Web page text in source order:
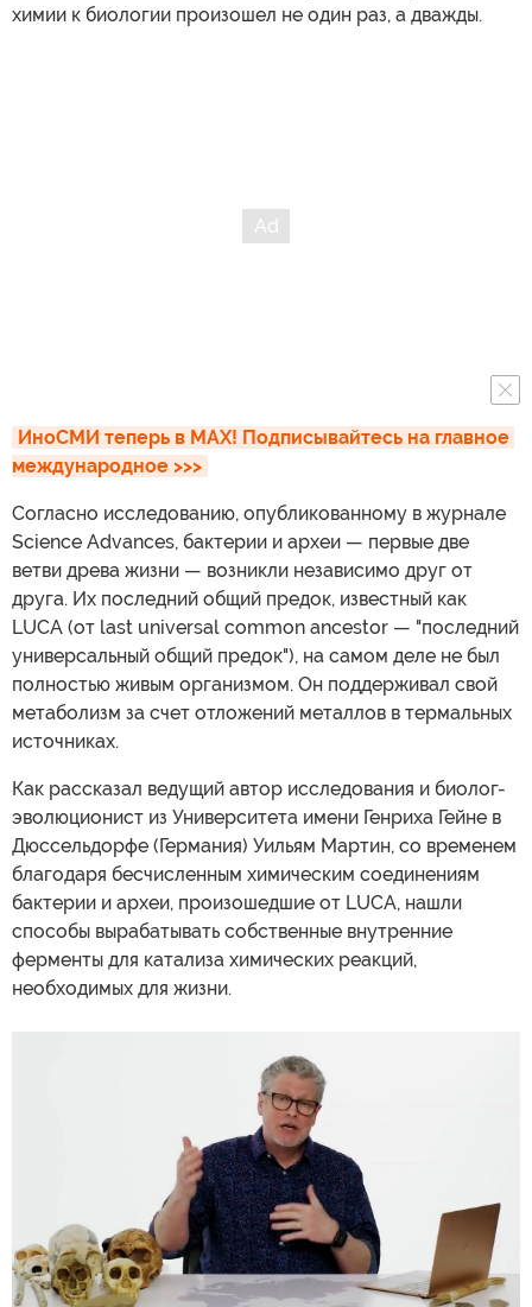
химии к биологии произошел не один раз, а дважды.
ИноСМИ теперь в MAX! Подписывайтесь на главное
международное >>>
Согласно исследованию, опубликованному в журнале
Science Advances, бактерии и археи — первые две
ветви древа жизни — возникли независимо друг от
друга. Их последний общий предок, известный как
LUCA (от last universal common ancestor — "последний
универсальный общий предок"), на самом деле не был
полностью живым организмом. Он поддерживал свой
метаболизм за счет отложений металлов в термальных
источниках.
Как рассказал ведущий автор исследования и биолог-
эволюционист из Университета имени Генриха Гейне в
Дюссельдорфе (Германия) Уильям Мартин, со временем
благодаря бесчисленным химическим соединениям
бактерии и археи, произошедшие от LUCA, нашли
способы вырабатывать собственные внутренние
ферменты для катализа химических реакций,
необходимых для жизни.